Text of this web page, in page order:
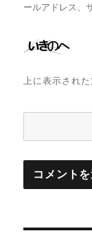
ールアドレス、
上に表示され